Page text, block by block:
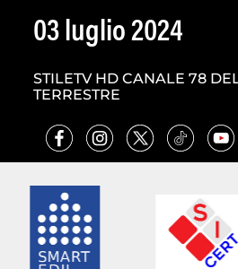
03 luglio 2024
STILETV HD CANALE 78
TERRESTRE